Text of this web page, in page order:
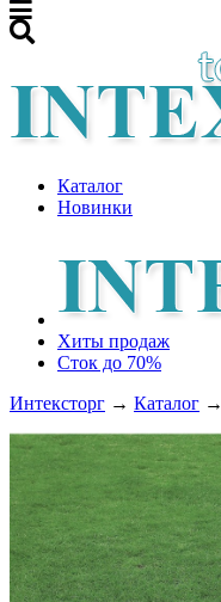
Каталог
Новинки
Хиты продаж
Сток до 70%
Интексторг → Каталог →